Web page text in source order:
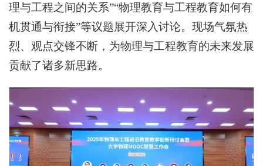
理与工程之间的关系”“物理教育与工程教育如何有
机贯通与衔接”等议题展开深入讨论。现场气氛热
烈、观点交锋不断，为物理与工程教育的未来发展
贡献了诸多新思路。